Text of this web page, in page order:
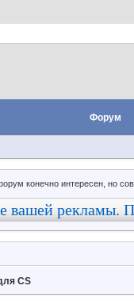
Форум
конечно интересен, но
вашей рекламы.
CS